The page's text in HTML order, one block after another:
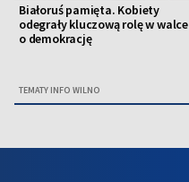
Białoruś pamięta. Kobiety
odegrały kluczową rolę w walce
o demokrację
TEMATY INFO WILNO